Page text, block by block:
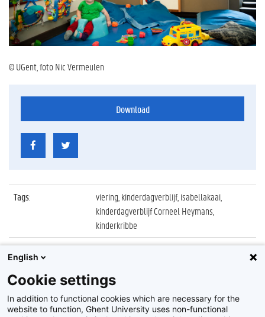
© UGent, foto Nic Vermeulen
Download
Tags:
viering, kinderdagverblijf, isabellakaai,
kinderdagverblijf Corneel Heymans,
kinderkribbe
Datum:
12 september 2013
Identificatienummer
Z2013_146_029
Album: 40ste verjaardag crèche Corneel Heymans
English
Cookie settings
In addition to functional cookies which are necessary for the
website to function, Ghent University uses non-functional